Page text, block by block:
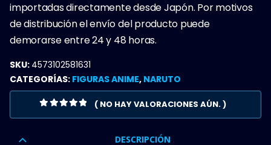
importadas directamente desde Japón. Por motivos
de distribución el envío del producto puede
demorarse entre 24 y 48 horas.
SKU: 4573102581631
CATEGORÍAS: FIGURAS ANIME, NARUTO
( NO HAY VALORACIONES AÚN. )
DESCRIPCIÓN